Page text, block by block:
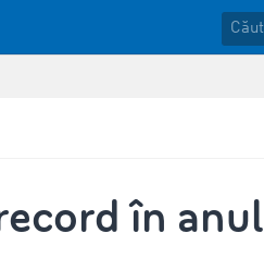
în anul